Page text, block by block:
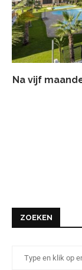
Na vijf
ZOEKEN